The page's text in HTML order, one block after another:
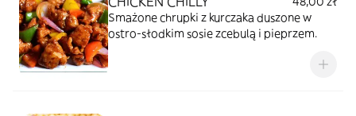
Smażone chrupki z kurczaka duszone w
ostro-słodkim sosie zcebulą i pieprzem.